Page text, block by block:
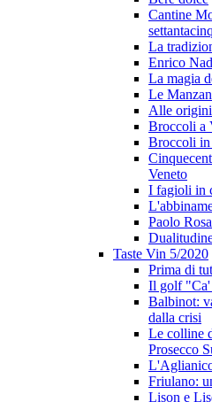
Cantine
La
Enrico
La magia
Le
Alle
Broccoli a
Broccoli in
Veneto
I fagioli in
Paolo
Taste Vin 5/2020
Prima di
Il golf "Ca'
Balbinot:
dalla crisi
Le colline
Prosecco
Friulano:
Lison e